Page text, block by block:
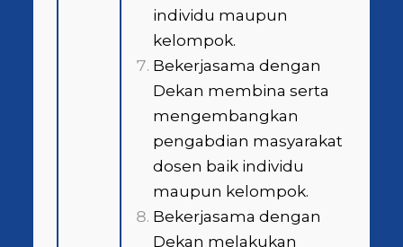
individu maupun
kelompok.
Bekerjasama dengan
Dekan membina serta
mengembangkan
pengabdian masyarakat
dosen baik individu
maupun kelompok.
Bekerjasama dengan
Dekan melakukan